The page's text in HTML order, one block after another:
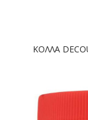
ΚΟΛΛΑ